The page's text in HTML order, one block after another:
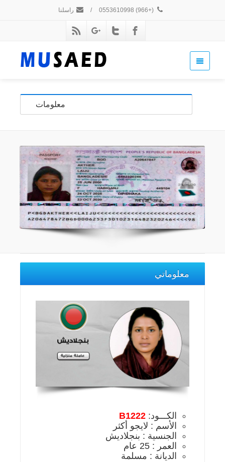
(+966) 0553610998
/ راسلنا
معلومات
معلوماتي
الكـــود: B1222
الأسم : لايجو أكثر
الجنسية : بنجلاديش
العمر : 25 عام
الديانة : مسلمة